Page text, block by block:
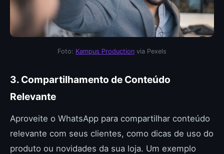
Foto: Kampus Production via Pexels
3. Compartilhamento de Conteúdo
Relevante
Aproveite o WhatsApp para compartilhar conteúdo
relevante com seus clientes, como dicas de uso do
produto ou novidades da sua loja. Um exemplo